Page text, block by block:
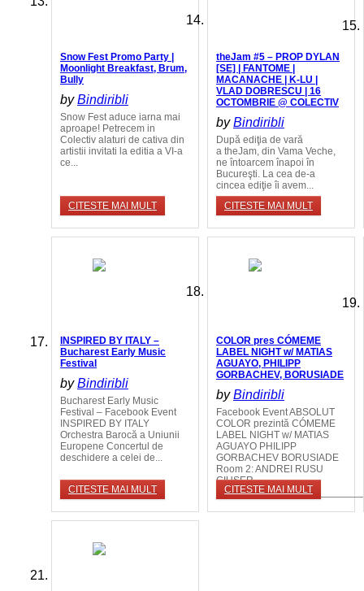
Snow Fest Promo Party |
Moonlight Breakfast, Brum,
Bully
byBindiribli
Snow Fest aduce iarna mai
aproape! Petrecem in
Colectiv alaturi de cativa din
artistii invitati la editia a VI-a
ce...
CITESTE MAI MULT
theJam #5 – PROP DYLAN
[SE] | FANTOME |
MACANACHE | K-LU |
VLAD DOBRESCU | 16
OCTOMBRIE @ COLECTIV
byBindiribli
După ediţia de vară
a theJam, din Vama Veche,
ne întoarcem înapoi în
Bucureşti. La cea de-a
cincea ediţie îi avem...
CITESTE MAI MULT
INSPIRED BY ITALY –
Bucharest Early Music
Festival
byBindiribli
Bucharest Early Music
Festival – Facebook Event
INSPIRED BY ITALY
Orchestra Barocă a Uniunii
Europene Concertul de
deschidere a celei de...
CITESTE MAI MULT
COLOR pres CÓMEME
LABEL NIGHT w/ MATIAS
AGUAYO, PHILIPP
GORBACHEV, BORUSIADE
byBindiribli
Facebook Event ABSOLUT
COLOR prezintă CÓMEME
LABEL NIGHT w/ MATIAS
AGUAYO PHILIPP
GORBACHEV BORUSIADE
Room 2: ANDREI RUSU
GIUSER
CITESTE MAI MULT